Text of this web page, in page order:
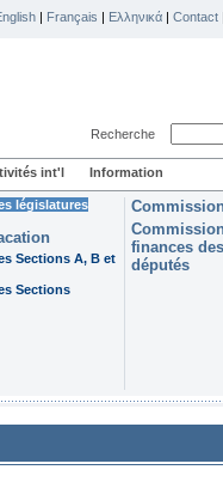
| Français | Ελληνικά | Contact
Recherche
int'l Information
législatures
Sections A, B et
Sections
finances
députés